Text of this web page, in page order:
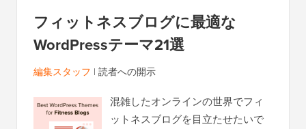
フィットネスブログに最適な
WordPressテーマ21選
編集スタッフ | 読者への開示
混雑したオンラインの世界でフィ
ットネスブログを目立たせたいで